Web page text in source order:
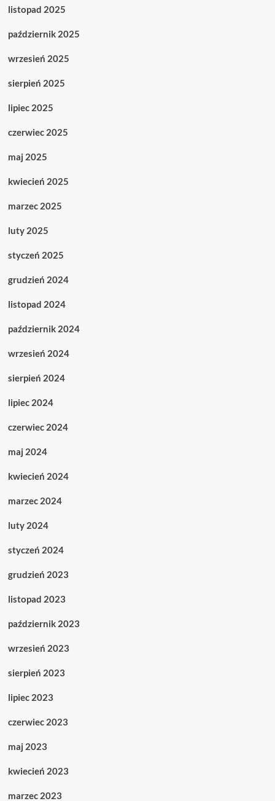
listopad 2025
październik 2025
wrzesień 2025
sierpień 2025
lipiec 2025
czerwiec 2025
maj 2025
kwiecień 2025
marzec 2025
luty 2025
styczeń 2025
grudzień 2024
listopad 2024
październik 2024
wrzesień 2024
sierpień 2024
lipiec 2024
czerwiec 2024
maj 2024
kwiecień 2024
marzec 2024
luty 2024
styczeń 2024
grudzień 2023
listopad 2023
październik 2023
wrzesień 2023
sierpień 2023
lipiec 2023
czerwiec 2023
maj 2023
kwiecień 2023
marzec 2023